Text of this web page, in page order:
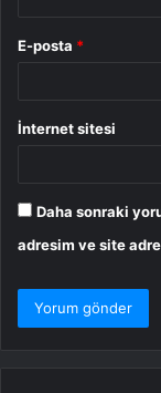
E-posta *
İnternet sitesi
Daha sonraki
adresim ve site